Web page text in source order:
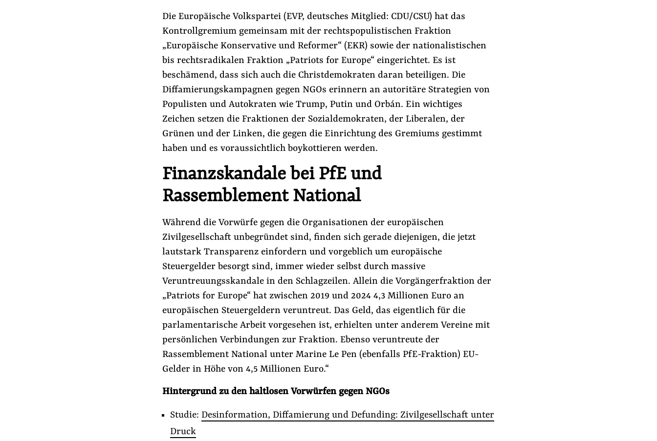
Folge Uns
FacebookMastodonBlueskyInstagramYoutubeLinkedIn
Die Europäische Volkspartei (EVP, deutsches Mitglied: CDU/CSU) hat das
Kontrollgremium gemeinsam mit der rechtspopulistischen Fraktion
„Europäische Konservative und Reformer“ (EKR) sowie der nationalistischen
bis rechtsradikalen Fraktion „Patriots for Europe“ eingerichtet. Es ist
beschämend, dass sich auch die Christdemokraten daran beteiligen. Die
Diffamierungskampagnen gegen NGOs erinnern an autoritäre Strategien von
Populisten und Autokraten wie Trump, Putin und Orbán. Ein wichtiges
Zeichen setzen die Fraktionen der Sozialdemokraten, der Liberalen, der
Grünen und der Linken, die gegen die Einrichtung des Gremiums gestimmt
haben und es voraussichtlich boykottieren werden.
Finanzskandale bei PfE und
Rassemblement National
Während die Vorwürfe gegen die Organisationen der europäischen
Zivilgesellschaft unbegründet sind, finden sich gerade diejenigen, die jetzt
lautstark Transparenz einfordern und vorgeblich um europäische
Steuergelder besorgt sind, immer wieder selbst durch massive
Veruntreuungsskandale in den Schlagzeilen. Allein die Vorgängerfraktion der
„Patriots for Europe“ hat zwischen 2019 und 2024 4,3 Millionen Euro an
europäischen Steuergeldern veruntreut. Das Geld, das eigentlich für die
parlamentarische Arbeit vorgesehen ist, erhielten unter anderem Vereine mit
persönlichen Verbindungen zur Fraktion. Ebenso veruntreute der
Rassemblement National unter Marine Le Pen (ebenfalls PfE-Fraktion) EU-
Gelder in Höhe von 4,5 Millionen Euro.“
Hintergrund zu den haltlosen Vorwürfen gegen NGOs
Studie: Desinformation, Diffamierung und Defunding: Zivilgesellschaft unter
Druck